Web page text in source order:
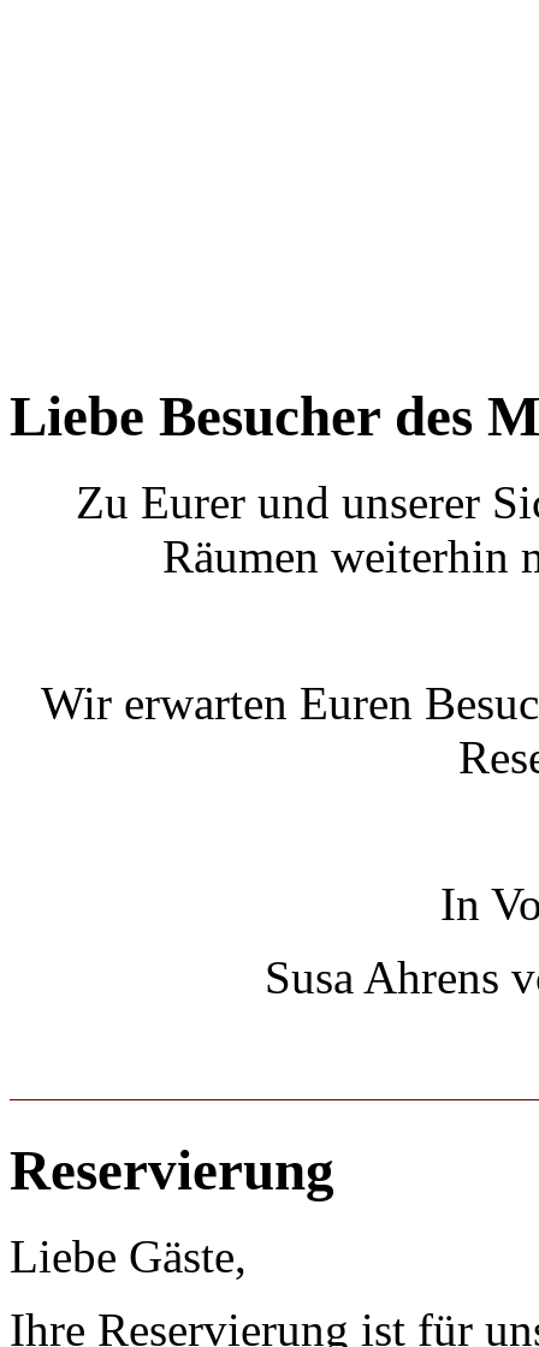
Liebe Besucher des
Zu Eurer und unserer
Räumen weiterhin
Wir erwarten Euren
In
Susa Ahrens
Reservierung
Liebe Gäste,
Ihre Reservierung ist für